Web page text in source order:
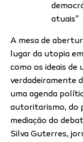
atuais”
A mesa de
lugar da utopia
como os ideais de
verdadeiramente
uma agenda
autoritarismo, do
mediação do
Silva Guterres,